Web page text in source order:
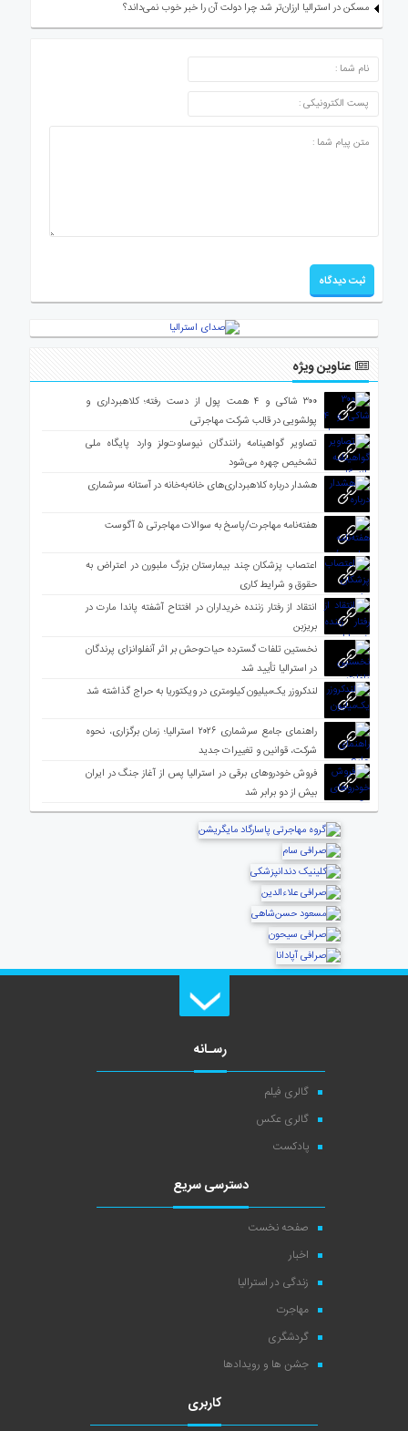
مسکن در استرالیا ارزان‌تر شد چرا دولت آن را خبر خوب نمی‌داند؟
ارسال دیدگاه
عناوین ویژه
۳۰۰ شاکی و ۴ همت پول از دست رفته؛ کلاهبرداری و
پولشویی در قالب شرکت مهاجرتی
تصاویر گواهینامه رانندگان نیوساوت‌ولز وارد پایگاه ملی
تشخیص چهره می‌شود
هشدار درباره کلاهبرداری‌های خانه‌به‌خانه در آستانه سرشماری
هفته‌نامه مهاجرت/پاسخ به سوالات مهاجرتی ۵ آگوست
اعتصاب پزشکان چند بیمارستان بزرگ ملبورن در اعتراض به
حقوق و شرایط کاری
انتقاد از رفتار زننده خریداران در افتتاح آشفته پاندا مارت در
بریزبن
نخستین تلفات گسترده حیات‌وحش بر اثر آنفلوانزای پرندگان
در استرالیا تأیید شد
لندکروزر یک‌میلیون کیلومتری در ویکتوریا به حراج گذاشته شد
راهنمای جامع سرشماری ۲۰۲۶ استرالیا؛ زمان برگزاری، نحوه
شرکت، قوانین و تغییرات جدید
فروش خودروهای برقی در استرالیا پس از آغاز جنگ در ایران
بیش از دو برابر شد
رسـانه
گالری فیلم
گالری عکس
پادکست
دسترسی سریع
صفحه نخست
اخبار
زندگی در استرالیا
مهاجرت
گردشگری
جشن ها و رویدادها
کاربری